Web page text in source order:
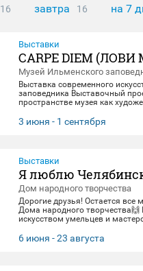
16 завтра 16 на 7
Выставки
CARPE DIEM
Музей Ильменского
Выставка современного
заповедника Выставочный
пространстве музея как
концептуального искусства,
"здесь и сейчас", чтобы
3 июня - 1 сентября
Выставки
Я люблю
Дом народного творчества
Дорогие друзья! Остается
Дома народного
искусством умельцев и
декоративно-прикладного
6 июня - 23 августа